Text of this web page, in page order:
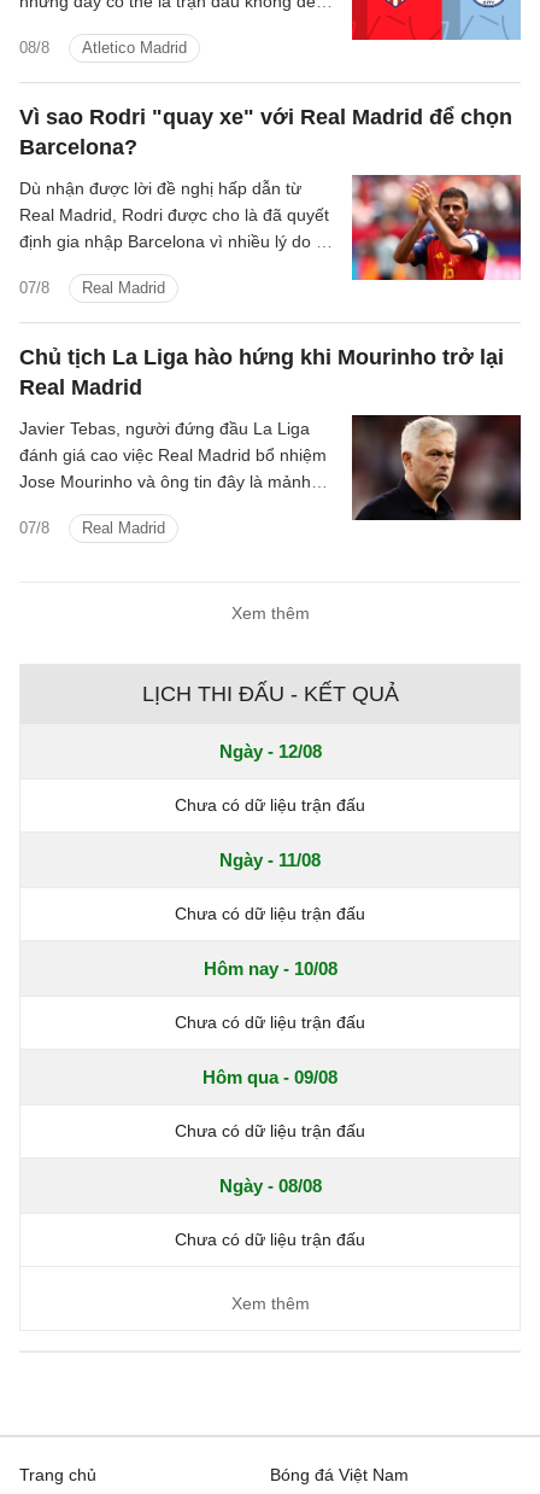
08/8 Atletico Madrid
Vì sao Rodri "quay xe" với Real Madrid để chọn
Barcelona?
07/8 Real Madrid
Dù nhận được lời đề nghị hấp dẫn từ
Real Madrid, Rodri được cho là đã quyết
định gia nhập Barcelona vì nhiều lý do cả
Chủ tịch La Liga hào hứng khi Mourinho trở lại
Real Madrid
07/8 Real Madrid
Javier Tebas, người đứng đầu La Liga
đánh giá cao việc Real Madrid bổ nhiệm
Jose Mourinho và ông tin đây là mảnh
Xem thêm
LỊCH THI ĐẤU - KẾT QUẢ
Ngày - 12/08
Chưa có dữ liệu trận đấu
Ngày - 11/08
Chưa có dữ liệu trận đấu
Hôm nay - 10/08
Chưa có dữ liệu trận đấu
Hôm qua - 09/08
Chưa có dữ liệu trận đấu
Ngày - 08/08
Chưa có dữ liệu trận đấu
Xem thêm
Trang chủ
Bóng đá Việt Nam